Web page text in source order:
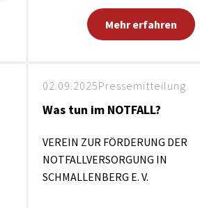
Mehr erfahren
02.09.2025Pressemitteilung
Was tun im NOTFALL?
VEREIN ZUR FÖRDERUNG DER
NOTFALLVERSORGUNG IN
SCHMALLENBERG E. V.